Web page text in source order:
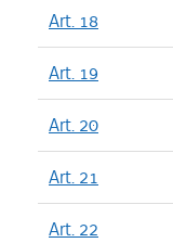
Art. 18
Art. 19
Art. 20
Art. 21
Art. 22